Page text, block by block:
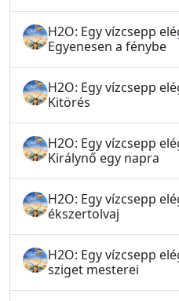
H2O: Egy vízcsepp
Egyenesen a fénybe
H2O: Egy vízcsepp
Kitörés
H2O: Egy vízcsepp
Királynő egy napra
H2O: Egy vízcsepp
ékszertolvaj
H2O: Egy vízcsepp
sziget mesterei